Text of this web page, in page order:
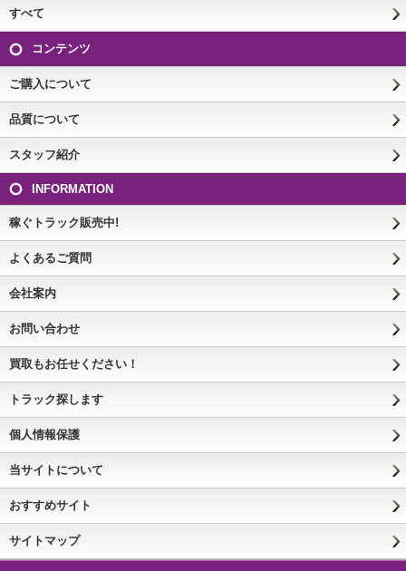
すべて
コンテンツ
ご購入について
品質について
スタッフ紹介
INFORMATION
稼ぐトラック販売中!
よくあるご質問
会社案内
お問い合わせ
買取もお任せください！
トラック探します
個人情報保護
当サイトについて
おすすめサイト
サイトマップ